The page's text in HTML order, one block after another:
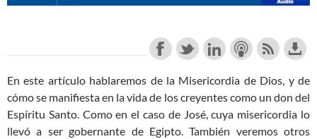
En este artículo hablaremos de la Misericordia de Dios, y de
cómo se manifiesta en la vida de los creyentes como un don del
Espíritu Santo. Como en el caso de José, cuya misericordia lo
llevó a ser gobernante de Egipto. También veremos otros